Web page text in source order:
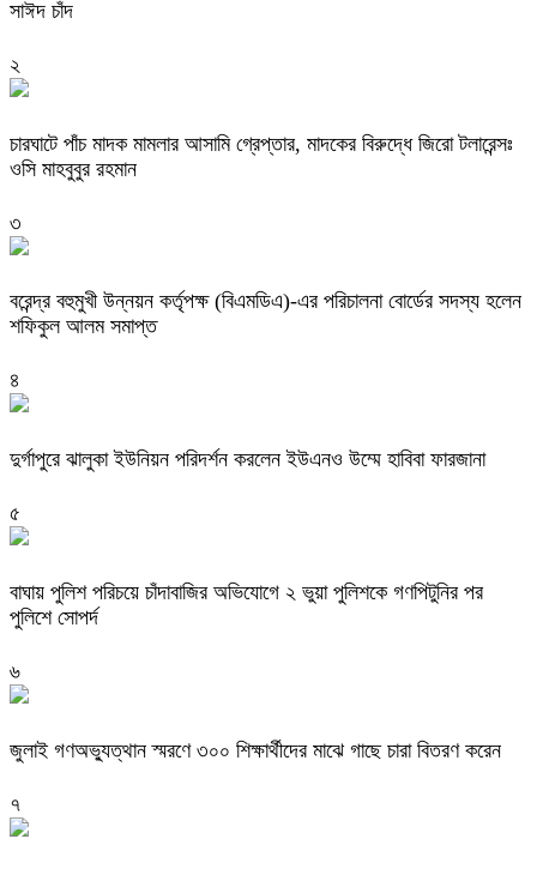
সাঈদ চাঁদ
২
চারঘাটে পাঁচ মাদক মামলার আসামি গ্রেপ্তার, মাদকের বিরুদ্ধে জিরো টলারেন্সঃ
ওসি মাহবুবুর রহমান
৩
বরেন্দ্র বহুমুখী উন্নয়ন কর্তৃপক্ষ (বিএমডিএ)-এর পরিচালনা বোর্ডের সদস্য হলেন
শফিকুল আলম সমাপ্ত
৪
দুর্গাপুরে ঝালুকা ইউনিয়ন পরিদর্শন করলেন ইউএনও উম্মে হাবিবা ফারজানা
৫
বাঘায় পুলিশ পরিচয়ে চাঁদাবাজির অভিযোগে ২ ভুয়া পুলিশকে গণপিটুনির পর
পুলিশে সোপর্দ
৬
জুলাই গণঅভ্যুত্থান স্মরণে ৩০০ শিক্ষার্থীদের মাঝে গাছে চারা বিতরণ করেন
৭